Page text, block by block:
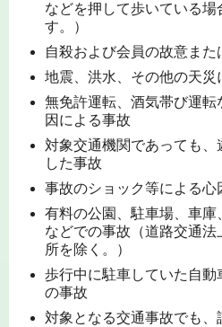
などを押して歩いている場
す。）
自殺および会員の故意ま
地震、洪水、その他の天災
無免許運転、酒気帯び運
因による事故
対象交通機関であっても
した事故
事故のショック等による心
有料の公園、駐車場、車
などでの事故（道路交通
所を除く。）
歩行中に駐車していた自
の事故
対象となる交通事故でも